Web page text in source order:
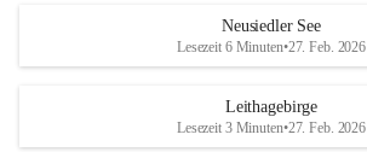
S
und den daraus folgenden wirtschaftlichen
Maßnahmen zur Bekämpfung
r
S
Neusiedler See
Lesezeit 6 Minuten•27. Feb. 2026
Leithagebirge
Lesezeit 3 Minuten•27. Feb. 2026